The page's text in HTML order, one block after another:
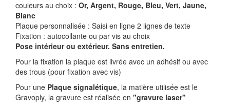
couleurs au choix : Or, Argent, Rouge, Bleu, Vert, Jaune,
Blanc
Plaque personnalisée : Saisi en ligne 2 lignes de texte
Fixation : autocollante ou par vis au choix
Pose intérieur ou extérieur. Sans entretien.
Pour la fixation la plaque est livrée avec un adhésif ou avec
des trous (pour fixation avec vis)
Pour une Plaque signalétique, la matière utilisée est le
Gravoply, la gravure est réalisée en "gravure laser"